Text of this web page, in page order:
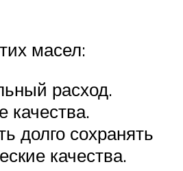
масел:
расход.
качества.
долго сохранять
качества.